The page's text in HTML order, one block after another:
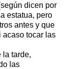
dicen por
estatua, pero
antes y que
acaso tocar las
la tarde,
las